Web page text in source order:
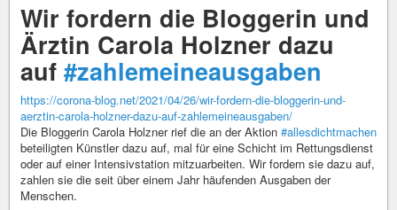
Wir fordern die Bloggerin und
Ärztin Carola Holzner dazu
auf #zahlemeineausgaben
https://corona-blog.net/2021/04/26/wir-fordern-die-bloggerin-und-
aerztin-carola-holzner-dazu-auf-zahlemeineausgaben/
Die Bloggerin Carola Holzner rief die an der Aktion #allesdichtmachen
beteiligten Künstler dazu auf, mal für eine Schicht im Rettungsdienst
oder auf einer Intensivstation mitzuarbeiten. Wir fordern sie dazu auf,
zahlen sie die seit über einem Jahr häufenden Ausgaben der
Menschen.